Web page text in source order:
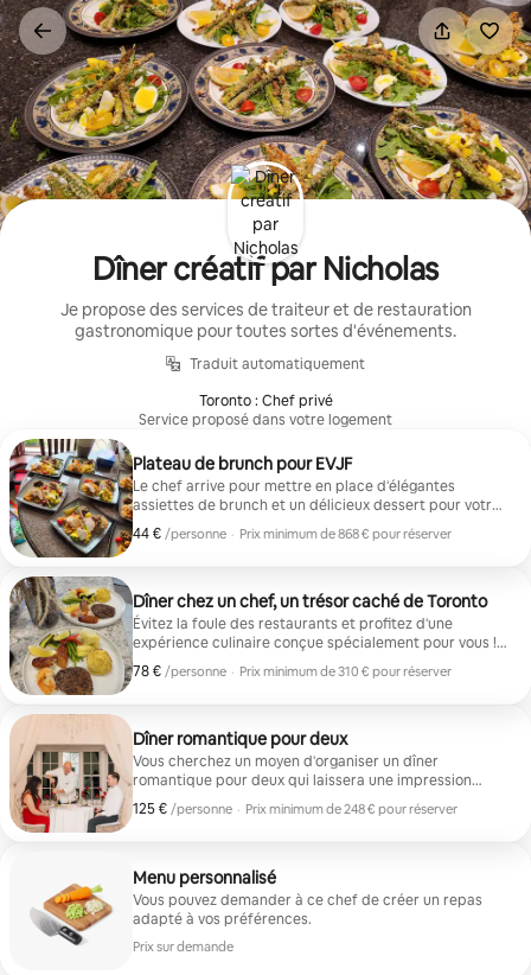
Aller
directement
au
contenu
Dîner créatif par Nicholas
Je propose des services de traiteur et de restauration
gastronomique pour toutes sortes d'événements.
Traduit automatiquement
Toronto : Chef privé
Service proposé dans votre logement
Plateau de brunch pour EVJF
Le chef arrive pour mettre en place d'élégantes
assiettes de brunch et un délicieux dessert pour votre
enterrement de vie de jeune fille. Parfait pour une fête
inoubliable !
44 € /personne
44 € par personne· Prix minimum de 868 € pour réserver
Dîner chez un chef, un trésor caché de Toronto
Évitez la foule des restaurants et profitez d'une
expérience culinaire conçue spécialement pour vous !
Ce que vous obtenez : 3 plats (entrée, plat, dessert),
service de chef professionnel, dressage de type
78 € /personne
78 € par personne· Prix minimum de 310 € pour réserver
Dîner romantique pour deux
Vous cherchez un moyen d'organiser un dîner
romantique pour deux qui laissera une impression
durable à votre moitié ? Créez une soirée mémorable
et intime en choisissant votre repas idéal.
125 € /personne
125 € par personne· Prix minimum de 248 € pour réserver
Menu personnalisé
Vous pouvez demander à ce chef de créer un repas
adapté à vos préférences.
Prix sur demande